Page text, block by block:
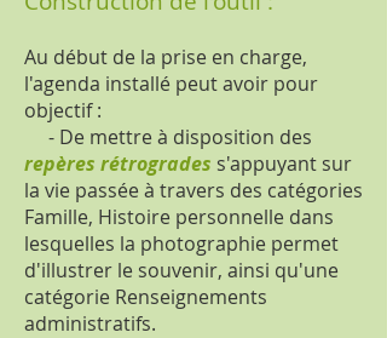
Au début de la prise en charge,
l'agenda installé peut avoir pour
objectif :
- De mettre à disposition des
repères rétrogrades s'appuyant sur
la vie passée à travers des catégories
Famille, Histoire personnelle dans
lesquelles la photographie permet
d'illustrer le souvenir, ainsi qu'une
catégorie Renseignements
administratifs.